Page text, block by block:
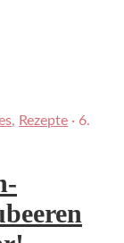
, Rezepte · 6.